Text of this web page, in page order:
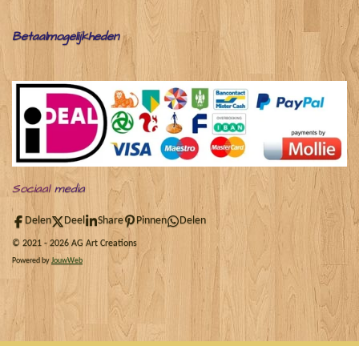
Betaalmogelijkheden
Sociaalmedia
Delen Deel Share Pinnen Delen
© 2021 - 2026 AG Art Creations
Powered byJouwWeb